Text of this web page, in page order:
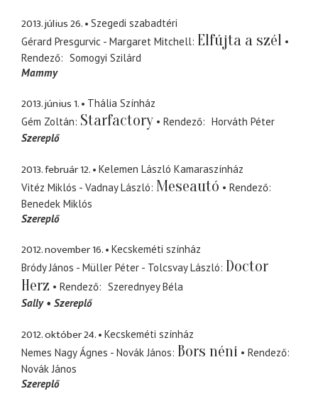
2013. július 26.
Szegedi szabadtéri
Gérard Presgurvic - Margaret Mitchell Elfújta a szél
Rendező
Somogyi Szilárd
Mammy
2013. június 1.
Thália Színház
Gém Zoltán Starfactory Rendező
Horváth Péter
Szereplő
2013. február 12.
Kelemen László Kamaraszínház
Vitéz Miklós - Vadnay László Meseautó
Rendező
Benedek Miklós
Szereplő
2012. november 16.
Kecskeméti színház
Bródy János - Müller Péter - Tolcsvay László Doctor
Herz
Rendező
Szerednyey Béla
Sally
Szereplő
2012. október 24.
Kecskeméti színház
Nemes Nagy Ágnes - Novák János Bors néni
Rendező
Novák János
Szereplő